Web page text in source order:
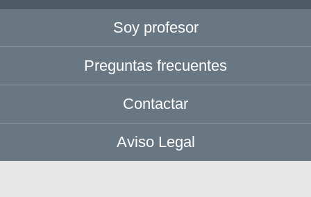
Soy profesor
Preguntas frecuentes
Contactar
Aviso Legal